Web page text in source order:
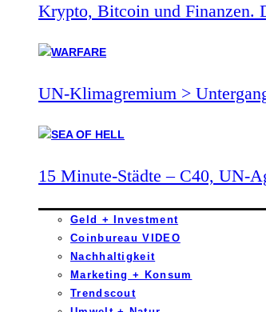
Krypto, Bitcoin und Finanzen.
UN-Klimagremium >
15 Minute-Städte – C40, UN-
Geld + Investment
Coinbureau VIDEO
Nachhaltigkeit
Marketing + Konsum
Trendscout